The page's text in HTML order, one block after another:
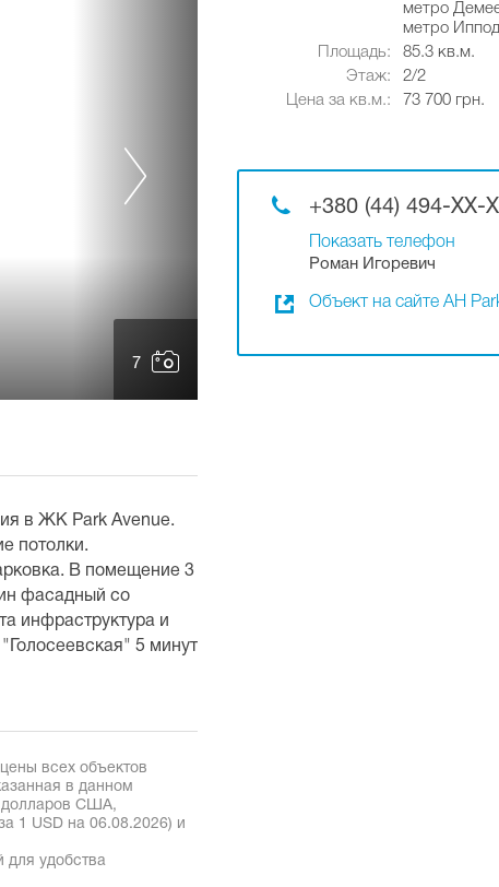
7
метро
метро
Площадь:
85.3 кв.м.
Этаж:
2/2
Цена за кв.м.:
73 700 грн.
+380 (44) 494-XX-
Показать телефон
Роман Игоревич
Объект на сайте АН
в ЖК Park Avenue.
потолки.
В помещение 3
фасадный со
инфраструктура и
5 минут
всех объектов
в данном
долларов США,
1 USD на 06.08.2026) и
для удобства